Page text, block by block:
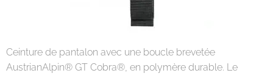
Ceinture de pantalon avec une boucle brevetée
AustrianAlpin® GT Cobra®, en polymère durable. Le